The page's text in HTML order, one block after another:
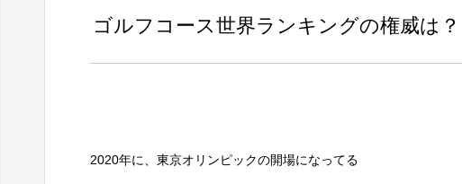
ゴルフコース世界ランキングの権威は？
2020年に、東京オリンピックの開場になってる